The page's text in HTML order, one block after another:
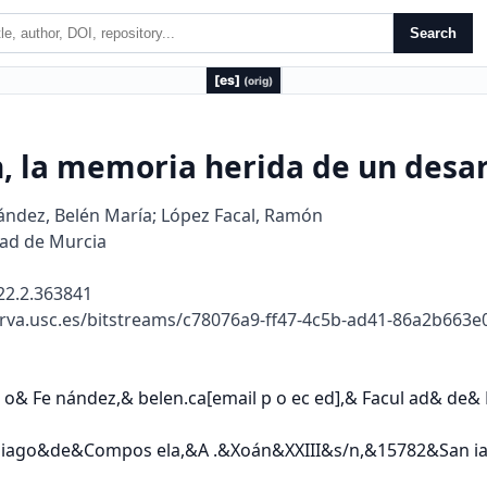
Search
[es] (orig)
la memoria herida de un
Belén María; López Facal, Ramón
de Murcia
bitstreams/c78076a9-ff47-4c5b-ad41-